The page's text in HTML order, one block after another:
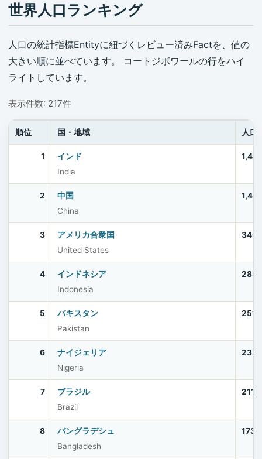
世界人口ランキング
人口の統計指標Entityに紐づくレビュー済みFactを、値の
大きい順に並べています。 コートジボワールの行をハイ
ライトしています。
表示件数: 217件
順位 国・地域 人口
1
インド
India
2
中国
China
3
アメリカ合衆国
United States
4
インドネシア
Indonesia
5
パキスタン
Pakistan
6
ナイジェリア
Nigeria
7
ブラジル
Brazil
8
バングラデシュ
Bangladesh